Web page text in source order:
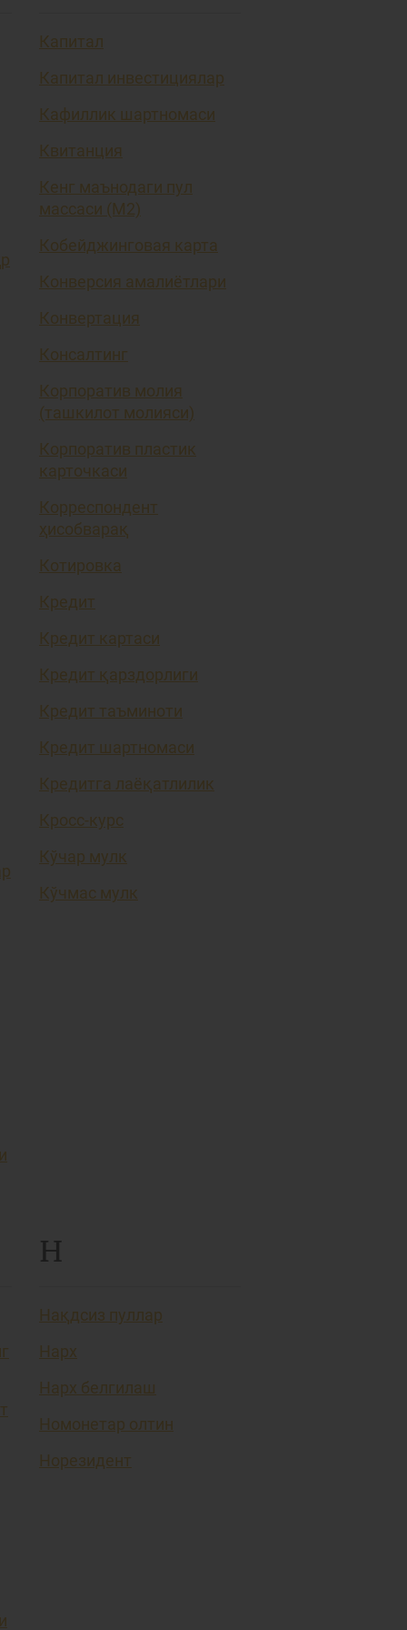
Капитал
Капитал инвестициялар
Кафиллик шартномаси
Квитанция
Кенг маънодаги пул
массаси (М2)
Кобейджинговая карта
Конверсия амалиётлари
Конвертация
Консалтинг
Корпоратив молия
(ташкилот молияси)
Корпоратив пластик
карточкаси
Корреспондент
ҳисобварақ
Котировка
Кредит
Кредит картаси
Кредит қарздорлиги
Кредит таъминоти
Кредит шартномаси
Кредитга лаёқатлилик
Кросс-курс
Кўчар мулк
Кўчмас мулк
Н
Нақдсиз пуллар
Нарх
Нарх белгилаш
Номонетар олтин
Норезидент